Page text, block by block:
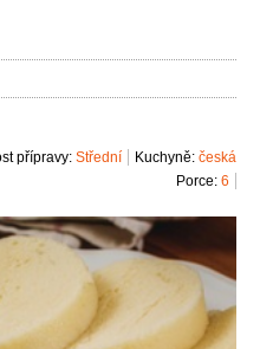
Kuchyně: česká
přípravy: Střední
Porce: 6